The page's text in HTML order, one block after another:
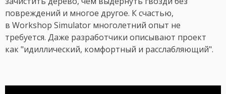
повреждений и многое другое. К счастью,
в Workshop Simulator многолетний опыт не
требуется. Даже разработчики описывают проект
как "идиллический, комфортный и расслабляющий".